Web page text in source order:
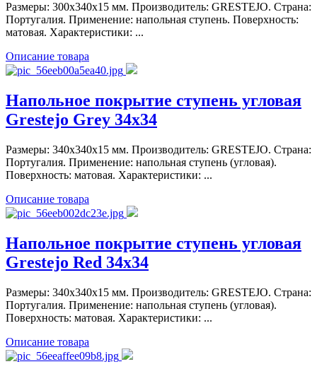
Размеры: 300x340x15 мм. Производитель: GRESTEJO. Страна:
Португалия. Применение: напольная ступень. Поверхность:
матовая. Характеристики: ...
Описание товара
Напольное покрытие ступень угловая
Grestejo Grey 34x34
Размеры: 340x340x15 мм. Производитель: GRESTEJO. Страна:
Португалия. Применение: напольная ступень (угловая).
Поверхность: матовая. Характеристики: ...
Описание товара
Напольное покрытие ступень угловая
Grestejo Red 34x34
Размеры: 340x340x15 мм. Производитель: GRESTEJO. Страна:
Португалия. Применение: напольная ступень (угловая).
Поверхность: матовая. Характеристики: ...
Описание товара